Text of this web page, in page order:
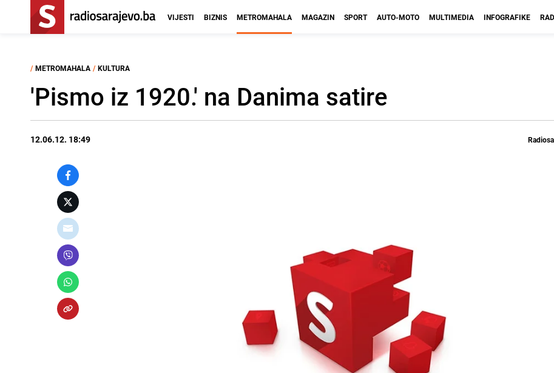
VIJESTI BIZNIS METROMAHALA MAGAZIN SPORT AUTO-MOTO MULTIMEDIA INFOGRAFIKE
/ METROMAHALA / KULTURA
'Pismo iz 1920.' na Danima satire
12.06.12. 18:49